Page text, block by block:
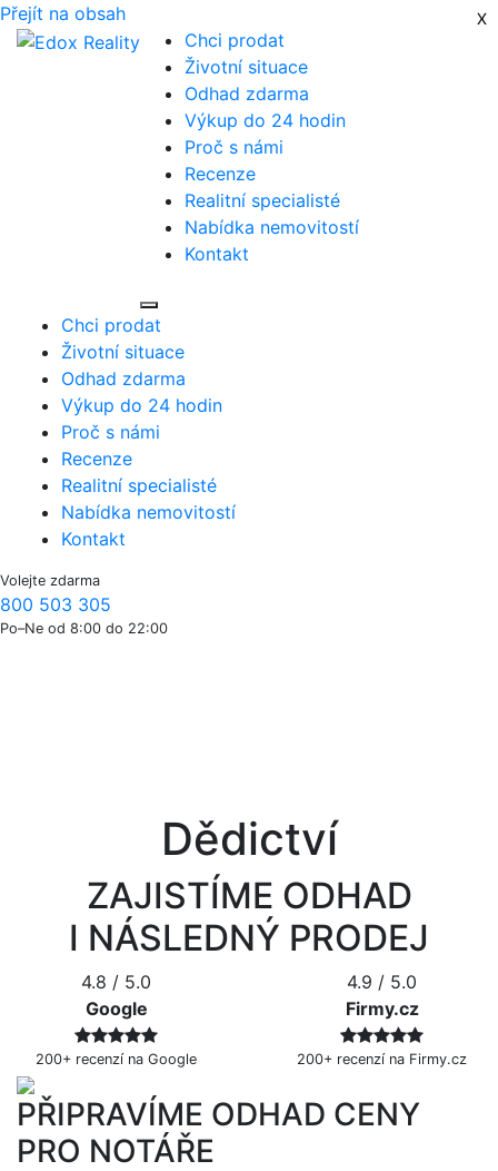
Přejít na obsah
Chci prodat
Životní situace
Odhad zdarma
Výkup do 24 hodin
Proč s námi
Recenze
Realitní specialisté
Nabídka nemovitostí
Kontakt
Zobrazit menu
Chci prodat
Životní situace
Odhad zdarma
Výkup do 24 hodin
Proč s námi
Recenze
Realitní specialisté
Nabídka nemovitostí
Kontakt
Volejte zdarma
800 503 305
Po–Ne od 8:00 do 22:00
Dědictví
ZAJISTÍME ODHAD
I NÁSLEDNÝ PRODEJ
4.8 / 5.0
Google
200+ recenzí na Google
4.9 / 5.0
Firmy.cz
200+ recenzí na Firmy.cz
PŘIPRAVÍME ODHAD CENY
PRO NOTÁŘE
x
X
X